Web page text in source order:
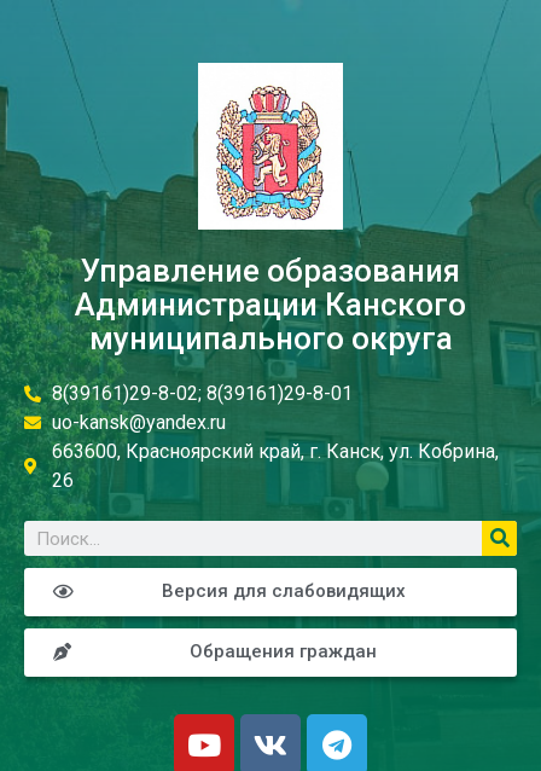
Управление образования
Администрации Канского
муниципального округа
8(39161)29-8-02; 8(39161)29-8-01
uo-kansk@yandex.ru
663600, Красноярский край, г. Канск, ул. Кобрина,
26
Версия для слабовидящих
Обращения граждан